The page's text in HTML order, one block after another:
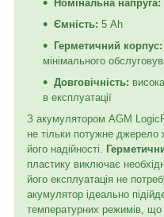
Номінальна напруга:
Ємність: 5 Ah
Герметичний корпус:
мінімального
Довговічність:
в експлуатації
З акумулятором AGM
не тільки потужне джерело
його надійності.
пластику виключає
його експлуатація не
акумулятор ідеально
температурних режимів,